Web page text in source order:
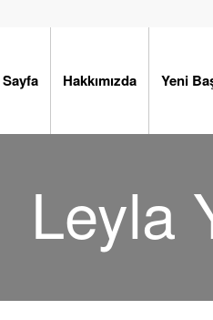
Hakkımızda Yeni
Leyla